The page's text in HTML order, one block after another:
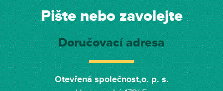
Pište nebo zavolejte
Doručovací adresa
Otevřená společnost,o. p. s.